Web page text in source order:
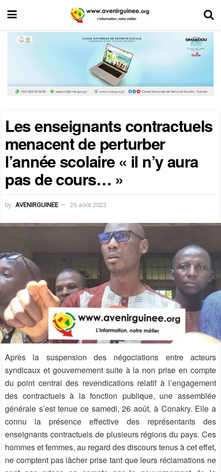
Les enseignants contractuels
menacent de perturber
l’année scolaire « il n’y aura
pas de cours… »
by AVENIRGUINEE 26 août 2023
Après la suspension des négociations entre acteurs
syndicaux et gouvernement suite à la non prise en compte
du point central des revendications relatif à l’engagement
des contractuels à la fonction publique, une assemblée
générale s’est tenue ce samedi, 26 août, à Conakry. Elle a
connu la présence effective des représentants des
enseignants contractuels de plusieurs régions du pays. Ces
hommes et femmes, au regard des discours tenus à cet effet,
ne comptent pas lâcher prise tant que leurs réclamations ne